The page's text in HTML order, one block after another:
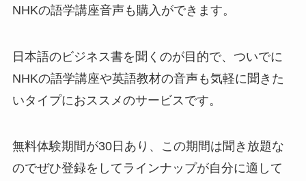
NHKの語学講座音声も購入ができます。
日本語のビジネス書を聞くのが目的で、ついでに
NHKの語学講座や英語教材の音声も気軽に聞きた
いタイプにおススメのサービスです。
無料体験期間が30日あり、この期間は聞き放題な
のでぜひ登録をしてラインナップが自分に適して